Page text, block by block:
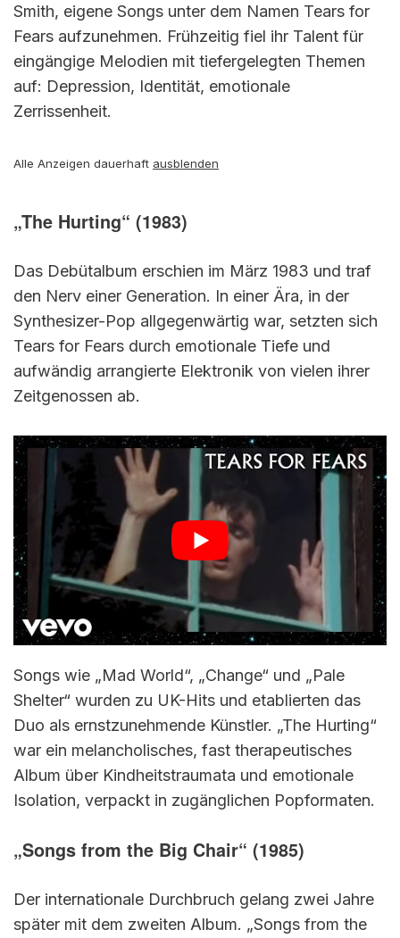
Smith, eigene Songs unter dem Namen Tears for
Fears aufzunehmen. Frühzeitig fiel ihr Talent für
eingängige Melodien mit tiefergelegten Themen
auf: Depression, Identität, emotionale
Zerrissenheit.
Alle Anzeigen dauerhaft ausblenden
„The Hurting“ (1983)
Das Debütalbum erschien im März 1983 und traf
den Nerv einer Generation. In einer Ära, in der
Synthesizer-Pop allgegenwärtig war, setzten sich
Tears for Fears durch emotionale Tiefe und
aufwändig arrangierte Elektronik von vielen ihrer
Zeitgenossen ab.
Songs wie „Mad World“, „Change“ und „Pale
Shelter“ wurden zu UK-Hits und etablierten das
Duo als ernstzunehmende Künstler. „The Hurting“
war ein melancholisches, fast therapeutisches
Album über Kindheitstraumata und emotionale
Isolation, verpackt in zugänglichen Popformaten.
„Songs from the Big Chair“ (1985)
Der internationale Durchbruch gelang zwei Jahre
später mit dem zweiten Album. „Songs from the